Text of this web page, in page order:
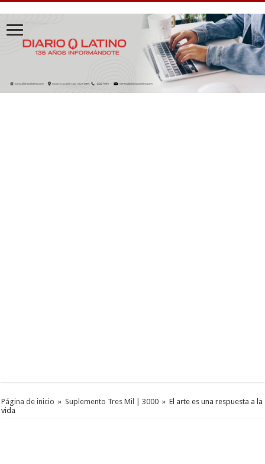
Página de inicio » Suplemento Tres Mil | 3000 » El arte es una respuesta a la
vida